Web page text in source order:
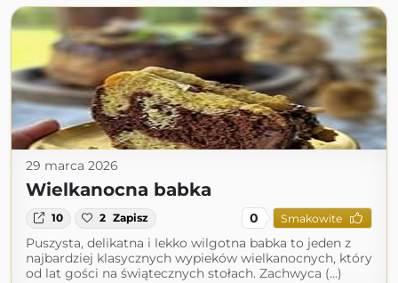
29 marca 2026
Wielkanocna babka
10 2 Zapisz 0 Smakowite
Puszysta, delikatna i lekko wilgotna babka to jeden z
najbardziej klasycznych wypieków wielkanocnych, który
od lat gości na świątecznych stołach. Zachwyca (...)